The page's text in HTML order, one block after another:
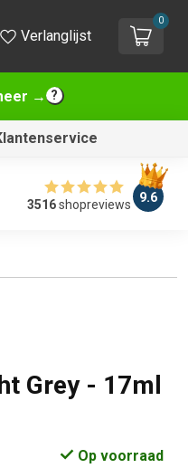
→
Verlanglijst
0
3516shopreviews 9.6
Grey - 17ml
Op voorraad